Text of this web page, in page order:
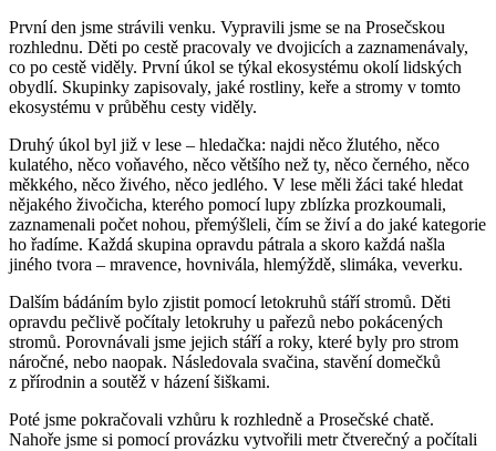
První den jsme strávili venku. Vypravili jsme se na Prosečskou
rozhlednu. Děti po cestě pracovaly ve dvojicích a zaznamenávaly,
co po cestě viděly. První úkol se týkal ekosystému okolí lidských
obydlí. Skupinky zapisovaly, jaké rostliny, keře a stromy v tomto
ekosystému v průběhu cesty viděly.
Druhý úkol byl již v lese – hledačka: najdi něco žlutého, něco
kulatého, něco voňavého, něco většího než ty, něco černého, něco
měkkého, něco živého, něco jedlého. V lese měli žáci také hledat
nějakého živočicha, kterého pomocí lupy zblízka prozkoumali,
zaznamenali počet nohou, přemýšleli, čím se živí a do jaké kategorie
ho řadíme. Každá skupina opravdu pátrala a skoro každá našla
jiného tvora – mravence, hovnivála, hlemýždě, slimáka, veverku.
Dalším bádáním bylo zjistit pomocí letokruhů stáří stromů. Děti
opravdu pečlivě počítaly letokruhy u pařezů nebo pokácených
stromů. Porovnávali jsme jejich stáří a roky, které byly pro strom
náročné, nebo naopak. Následovala svačina, stavění domečků
z přírodnin a soutěž v házení šiškami.
Poté jsme pokračovali vzhůru k rozhledně a Prosečské chatě.
Nahoře jsme si pomocí provázku vytvořili metr čtverečný a počítali